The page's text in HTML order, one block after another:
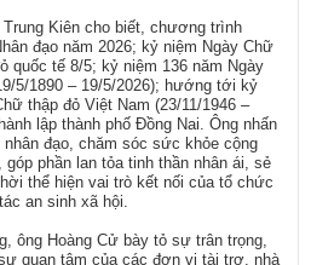
Kiên cho biết, chương trình
đạo năm 2026; kỷ niệm Ngày Chữ
quốc tế 8/5; kỷ niệm 136 năm Ngày
5/1890 – 19/5/2026); hướng tới kỷ
thập đỏ Việt Nam (23/11/1946 –
lập thành phố Đồng Nai. Ông nhấn
đạo, chăm sóc sức khỏe cộng
phần lan tỏa tinh thần nhân ái, sẻ
thể hiện vai trò kết nối của tổ chức
an sinh xã hội.
ông Hoàng Cử bày tỏ sự trân trọng,
quan tâm của các đơn vị tài trợ, nhà